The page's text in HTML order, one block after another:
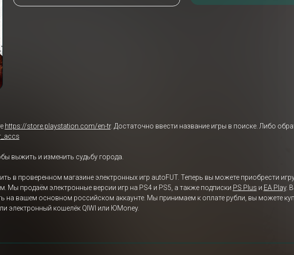
https://store.playstation.com/en-tr. Достаточно ввести название игры в поиске. Либо
выжить и изменить судьбу города.
в проверенном магазине электронных игр autoFUT. Теперь вы можете приобрести
Мы продаём электронные версии игр на PS4 и PS5, а также подписки PS Plus и EA Play.
на вашем основном российском аккаунте. Мы принимаем к оплате рубли, вы можете
электронный кошелёк QIWI или ЮMoney.